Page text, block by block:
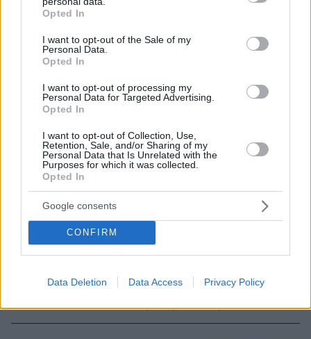
grant or deny consent to Google and its third-party tags to
use your data for below specified purposes in below Google
consent section.
Opted In
I want to opt-out of the Sale of my
Personal Data.
Opted In
I want to opt-out of processing my
Personal Data for Targeted Advertising.
Opted In
I want to opt-out of Collection, Use,
Retention, Sale, and/or Sharing of my
Personal Data that Is Unrelated with the
Purposes for which it was collected.
Opted In
Google consents
CONFIRM
Data Deletion Data Access Privacy Policy
«Κάτι απέσπασε την προσοχή του οδηγού»:
Πραγματογνώμονας επιχειρεί να ρίξει φως στα
αίτια του δυστυχήματος στις Σέρρες
07.08.2026, 18:54